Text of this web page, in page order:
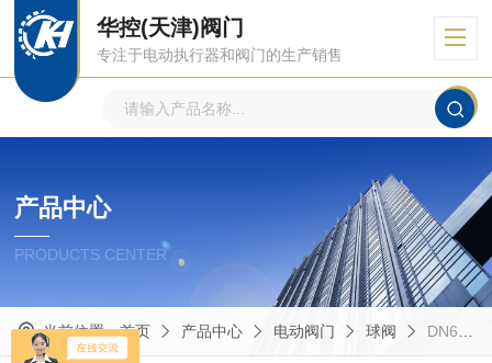
华控(天津)阀门
专注于电动执行器和阀门的生产销售
产品中心
PRODUCTS CENTER
当前位置：首页 产品中心 电动阀门 球阀 DN65厂家供应16压力角行程调节型球阀